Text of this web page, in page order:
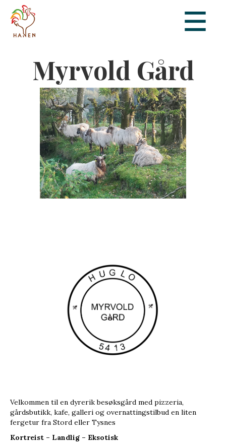
Myrvold Gård
Velkommen til en dyrerik besøksgård med pizzeria,
gårdsbutikk, kafe, galleri og overnattingstilbud en liten
fergetur fra Stord eller Tysnes
Kortreist – Landlig – Eksotisk